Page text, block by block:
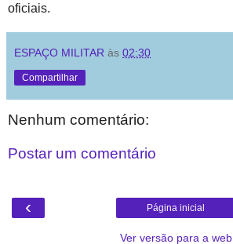
oficiais.
ESPAÇO MILITAR às 02:30
Compartilhar
Nenhum comentário:
Postar um comentário
‹ Página inicial
Ver versão para a web